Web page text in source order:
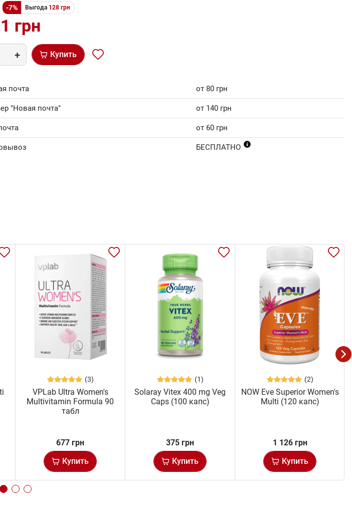
-7% Выгода 128 грн
грн
Купить
почта от 80 грн
"Новая почта" от 140 грн
от 60 грн
БЕСПЛАТНО
(3)
VPLab Ultra Women's
Multivitamin Formula 90
табл
677 грн
Купить
(1)
Solaray Vitex 400 mg Veg
Caps (100 капс)
375 грн
Купить
(2)
NOW Eve Superior Women's
Multi (120 капс)
1 126 грн
Купить